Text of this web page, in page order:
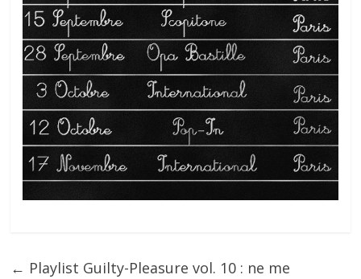
← Playlist Guilty-Pleasure vol. 10 : ne me